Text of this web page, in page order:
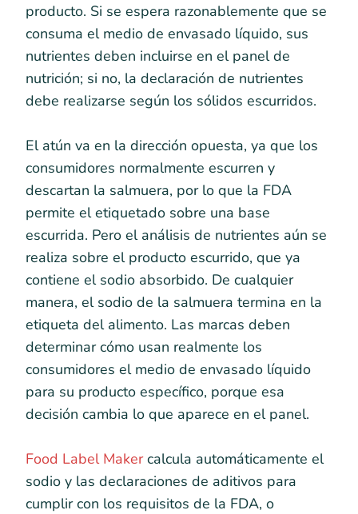
producto. Si se espera razonablemente que se
consuma el medio de envasado líquido, sus
nutrientes deben incluirse en el panel de
nutrición; si no, la declaración de nutrientes
debe realizarse según los sólidos escurridos.
El atún va en la dirección opuesta, ya que los
consumidores normalmente escurren y
descartan la salmuera, por lo que la FDA
permite el etiquetado sobre una base
escurrida. Pero el análisis de nutrientes aún se
realiza sobre el producto escurrido, que ya
contiene el sodio absorbido. De cualquier
manera, el sodio de la salmuera termina en la
etiqueta del alimento. Las marcas deben
determinar cómo usan realmente los
consumidores el medio de envasado líquido
para su producto específico, porque esa
decisión cambia lo que aparece en el panel.
Food Label Makercalcula automáticamente el
sodio y las declaraciones de aditivos para
cumplir con los requisitos de la FDA, o